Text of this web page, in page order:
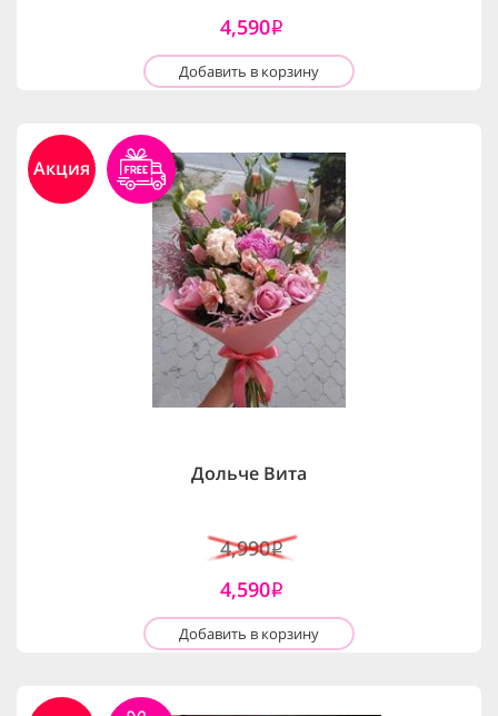
4,590i
Добавить в корзину
Акция
Дольче Вита
4,990i
4,590i
Добавить в корзину